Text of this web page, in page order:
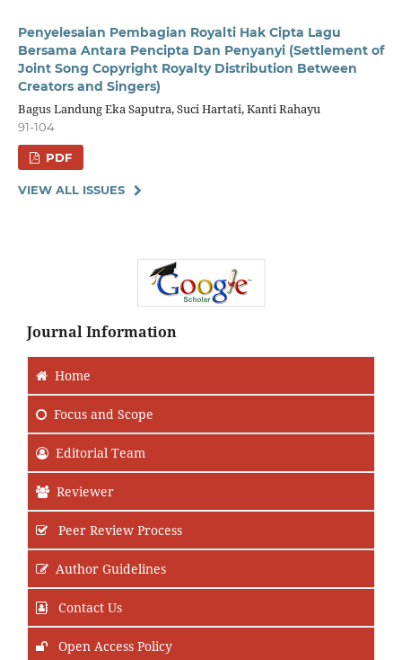
Penyelesaian Pembagian Royalti Hak Cipta Lagu
Bersama Antara Pencipta Dan Penyanyi (Settlement of
Joint Song Copyright Royalty Distribution Between
Creators and Singers)
Bagus Landung Eka Saputra, Suci Hartati, Kanti Rahayu
91-104
PDF
VIEW ALL ISSUES
Journal Information
Home
Focus and Scope
Editorial Team
Reviewer
Peer Review Process
Author Guidelines
Contact Us
Open Access Policy